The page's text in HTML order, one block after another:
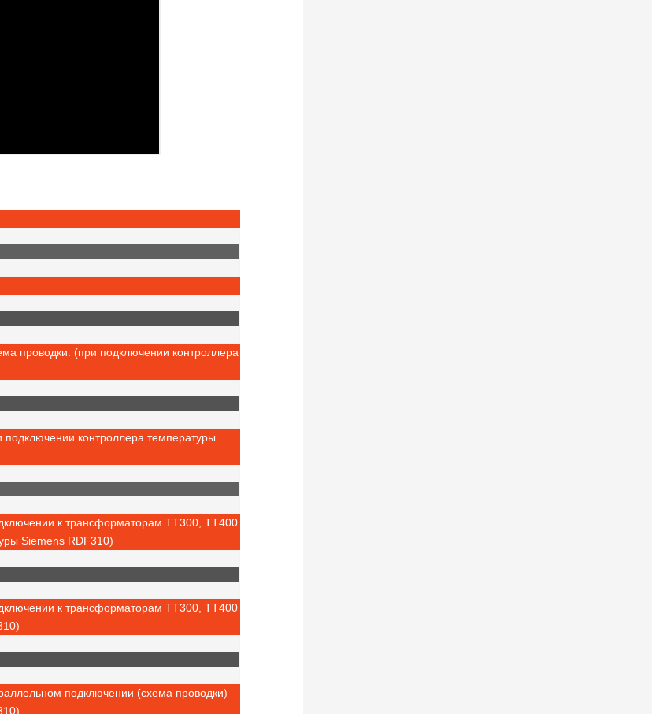
проводки. (при подключении контроллера
подключении контроллера температуры
к трансформаторам ТТ300, ТТ400
Siemens RDF310)
к трансформаторам ТТ300, ТТ400
подключении (схема проводки)